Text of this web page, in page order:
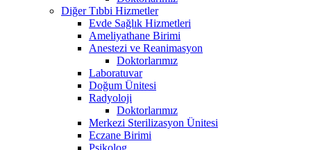
Diğer Tıbbi Hizmetler
Evde Sağlık Hizmetleri
Ameliyathane Birimi
Anestezi ve Reanimasyon
Doktorlarımız
Laboratuvar
Doğum Ünitesi
Radyoloji
Doktorlarımız
Merkezi Sterilizasyon Ünitesi
Eczane Birimi
Psikolog